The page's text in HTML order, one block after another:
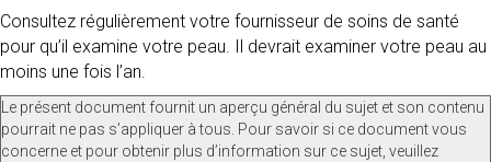
Consultez régulièrement votre fournisseur de soins de santé
pour qu’il examine votre peau. Il devrait examiner votre peau au
moins une fois l’an.
Le présent document fournit un aperçu général du sujet et son contenu
pourrait ne pas s’appliquer à tous. Pour savoir si ce document vous
concerne et pour obtenir plus d’information sur ce sujet, veuillez